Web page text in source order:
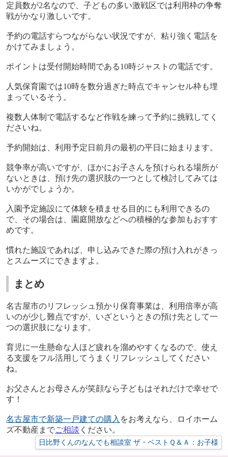
定員数が2名なので、子どもの多い激戦区では利用枠の争奪
戦がかなり激しいです。
予約の電話すらつながらない状況ですが、粘り強く電話を
かけてみましょう。
ポイントは受付開始時間である10時ジャストの電話です。
人気保育園では10時を数分過ぎた時点でキャンセル枠も埋
まっているそう。
複数人体制で電話するなど作戦を練って予約に挑戦してく
ださいね。
予約開始は、利用予定日前月の最初の平日に始まります。
競争率が高いですが、ほかにお子さんを預けられる場所が
ないときは、預け先の選択肢の一つとして検討してみては
いかがでしょうか。
入園予定施設にて体験を積ませる目的にも利用できるの
で、その場合は、園庭開放などへの積極的な参加もおすす
めです。
慣れた施設であれば、申し込みできた際の預け入れがきっ
とスムーズにできますよ。
まとめ
名古屋市のリフレッシュ預かり保育事業は、利用倍率が高
いのが少し難点ですが、いざというときの預け先として一
つの選択肢になります。
育児に一生懸命な人ほど疲れを溜めやすくなるので、使え
る支援をフル活用してうまくリフレッシュしてください
ね。
お父さんとお母さんが笑顔なら子どもはそれだけで幸せで
す！
名古屋市で新築一戸建ての購入 をお考えなら、ロイホーム
ズ不動産までご相談 ください。
日比野くんのなんでも相談室 ザ・ベストＱ＆Ａ：お子様